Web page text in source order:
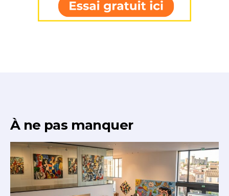
À ne pas manquer